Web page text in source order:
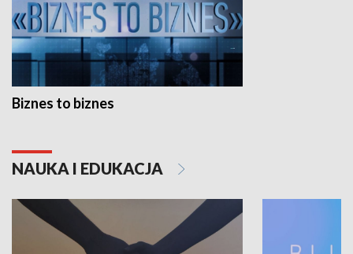
Biznes to biznes
NAUKA I EDUKACJA